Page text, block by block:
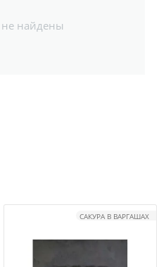
найдены
САКУРА В ВАРГАШАХ